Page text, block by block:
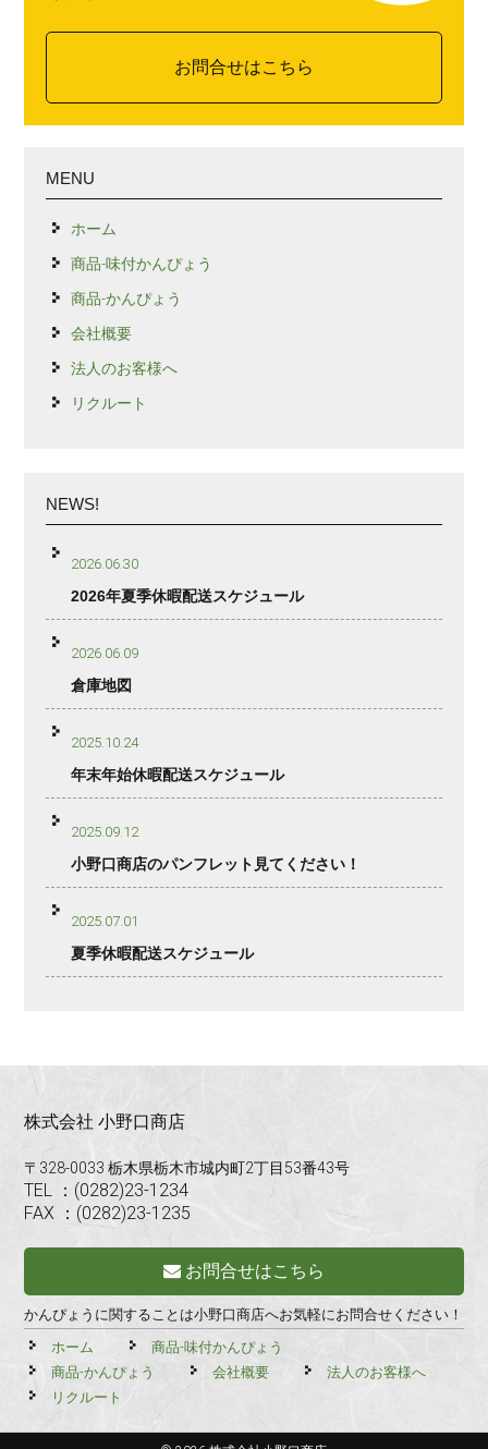
お問合せはこちら
MENU
ホーム
商品-味付かんぴょう
商品-かんぴょう
会社概要
法人のお客様へ
リクルート
NEWS!
2026.06.30
2026年夏季休暇配送スケジュール
2026.06.09
倉庫地図
2025.10.24
年末年始休暇配送スケジュール
2025.09.12
小野口商店のパンフレット見てください！
2025.07.01
夏季休暇配送スケジュール
株式会社 小野口商店
〒328-0033 栃木県栃木市城内町2丁目53番43号
TEL ：(0282)23-1234
FAX ：(0282)23-1235
お問合せはこちら
かんぴょうに関することは小野口商店へお気軽にお問合せください！
ホーム
商品-味付かんぴょう
商品-かんぴょう
会社概要
法人のお客様へ
リクルート